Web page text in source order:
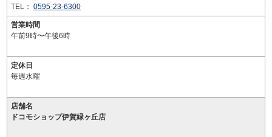
TEL： 0595-23-6300
営業時間
午前9時〜午後6時
定休日
毎週水曜
店舗名
ドコモショップ伊賀緑ヶ丘店